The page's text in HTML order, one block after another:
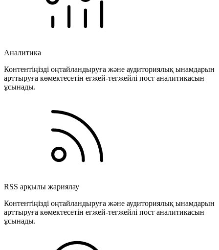
Аналитика
Контентіңізді оңтайландыруға және аудиториялық ынамдарын
арттыруға көмектесетін егжей-тегжейлі пост аналитикасын
ұсынады.
RSS арқылы жариялау
Контентіңізді оңтайландыруға және аудиториялық ынамдарын
арттыруға көмектесетін егжей-тегжейлі пост аналитикасын
ұсынады.